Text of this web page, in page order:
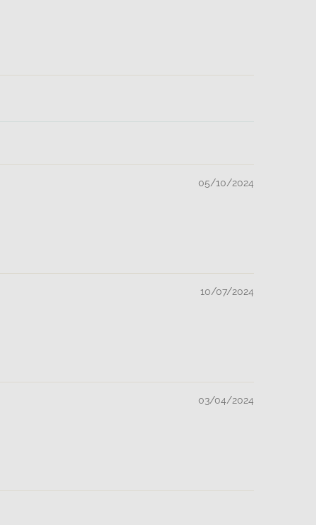
05/10/2024
10/07/2024
03/04/2024